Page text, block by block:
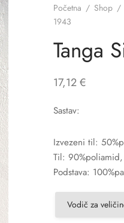
Početna / Shop /
1943
Tanga
17,12€
Sastav:
Izvezeni til:
Til: 90%poliamid,
Podstava:
Vodič za